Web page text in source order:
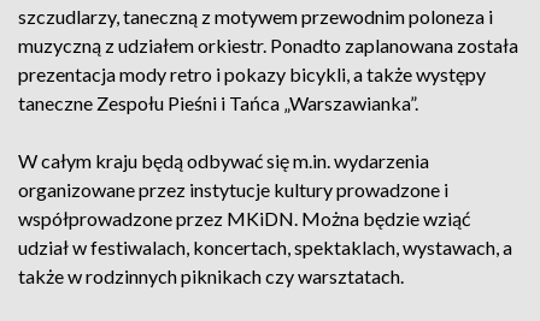
szczudlarzy, taneczną z motywem przewodnim poloneza i
muzyczną z udziałem orkiestr. Ponadto zaplanowana została
prezentacja mody retro i pokazy bicykli, a także występy
taneczne Zespołu Pieśni i Tańca „Warszawianka”.
W całym kraju będą odbywać się m.in. wydarzenia
organizowane przez instytucje kultury prowadzone i
współprowadzone przez MKiDN. Można będzie wziąć
udział w festiwalach, koncertach, spektaklach, wystawach, a
także w rodzinnych piknikach czy warsztatach.